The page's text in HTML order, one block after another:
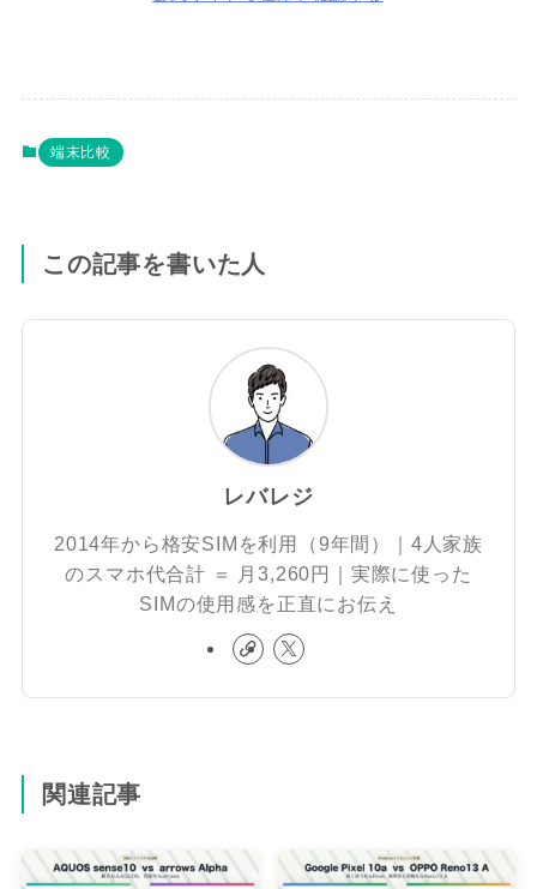
端末比較
この記事を書いた人
レバレジ
2014年から格安SIMを利用（9年間）｜4人家族
のスマホ代合計 ＝ 月3,260円｜実際に使った
SIMの使用感を正直にお伝え
関連記事